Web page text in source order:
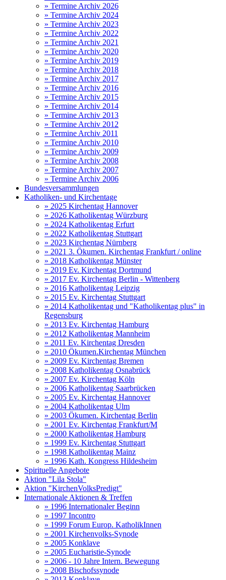
» Termine Archiv 2026
» Termine Archiv 2024
» Termine Archiv 2023
» Termine Archiv 2022
» Termine Archiv 2021
» Termine Archiv 2020
» Termine Archiv 2019
» Termine Archiv 2018
» Termine Archiv 2017
» Termine Archiv 2016
» Termine Archiv 2015
» Termine Archiv 2014
» Termine Archiv 2013
» Termine Archiv 2012
» Termine Archiv 2011
» Termine Archiv 2010
» Termine Archiv 2009
» Termine Archiv 2008
» Termine Archiv 2007
» Termine Archiv 2006
Bundesversammlungen
Katholiken- und Kirchentage
» 2025 Kirchentag Hannover
» 2026 Katholikentag Würzburg
» 2024 Katholikentag Erfurt
» 2022 Katholikentag Stuttgart
» 2023 Kirchentag Nürnberg
» 2021 3. Ökumen. Kirchentag Frankfurt / online
» 2018 Katholikentag Münster
» 2019 Ev. Kirchentag Dortmund
» 2017 Ev. Kirchentag Berlin - Wittenberg
» 2016 Katholikentag Leipzig
» 2015 Ev. Kirchentag Stuttgart
» 2014 Katholikentag und "Katholikentag plus" in
Regensburg
» 2013 Ev. Kirchentag Hamburg
» 2012 Katholikentag Mannheim
» 2011 Ev. Kirchentag Dresden
» 2010 Ökumen.Kirchentag München
» 2009 Ev. Kirchentag Bremen
» 2008 Katholikentag Osnabrück
» 2007 Ev. Kirchentag Köln
» 2006 Katholikentag Saarbrücken
» 2005 Ev. Kirchentag Hannover
» 2004 Katholikentag Ulm
» 2003 Ökumen. Kirchentag Berlin
» 2001 Ev. Kirchentag Frankfurt/M
» 2000 Katholikentag Hamburg
» 1999 Ev. Kirchentag Stuttgart
» 1998 Katholikentag Mainz
» 1996 Kath. Kongress Hildesheim
Spirituelle Angebote
Aktion "Lila Stola"
Aktion "KirchenVolksPredigt"
Internationale Aktionen & Treffen
» 1996 Internationaler Beginn
» 1997 Incontro
» 1999 Forum Europ. KatholikInnen
» 2001 Kirchenvolks-Synode
» 2005 Konklave
» 2005 Eucharistie-Synode
» 2006 - 10 Jahre Intern. Bewegung
» 2008 Bischofssynode